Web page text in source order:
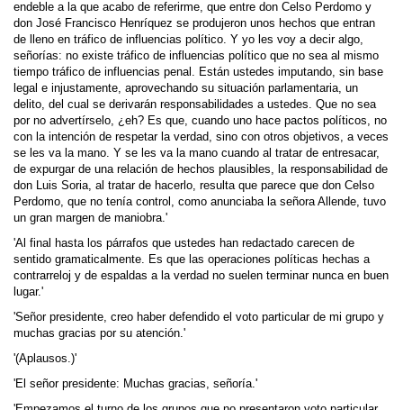
endeble a la que acabo de referirme, que entre don Celso Perdomo y
don José Francisco Henríquez se produjeron unos hechos que entran
de lleno en tráfico de influencias político. Y yo les voy a decir algo,
señorías: no existe tráfico de influencias político que no sea al mismo
tiempo tráfico de influencias penal. Están ustedes imputando, sin base
legal e injustamente, aprovechando su situación parlamentaria, un
delito, del cual se derivarán responsabilidades a ustedes. Que no sea
por no advertírselo, ¿eh? Es que, cuando uno hace pactos políticos, no
con la intención de respetar la verdad, sino con otros objetivos, a veces
se les va la mano. Y se les va la mano cuando al tratar de entresacar,
de expurgar de una relación de hechos plausibles, la responsabilidad de
don Luis Soria, al tratar de hacerlo, resulta que parece que don Celso
Perdomo, que no tenía control, como anunciaba la señora Allende, tuvo
un gran margen de maniobra.'
'Al final hasta los párrafos que ustedes han redactado carecen de
sentido gramaticalmente. Es que las operaciones políticas hechas a
contrarreloj y de espaldas a la verdad no suelen terminar nunca en buen
lugar.'
'Señor presidente, creo haber defendido el voto particular de mi grupo y
muchas gracias por su atención.'
'(Aplausos.)'
'El señor presidente: Muchas gracias, señoría.'